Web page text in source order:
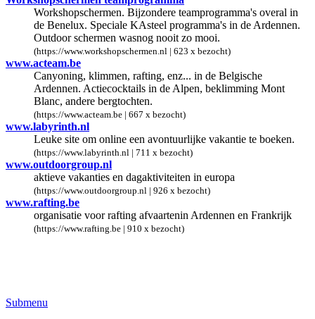
Workshopschermen. Bijzondere teamprogramma's overal in
de Benelux. Speciale KAsteel programma's in de Ardennen.
Outdoor schermen wasnog nooit zo mooi.
(https://www.workshopschermen.nl | 623 x bezocht)
www.acteam.be
Canyoning, klimmen, rafting, enz... in de Belgische
Ardennen. Actiecocktails in de Alpen, beklimming Mont
Blanc, andere bergtochten.
(https://www.acteam.be | 667 x bezocht)
www.labyrinth.nl
Leuke site om online een avontuurlijke vakantie te boeken.
(https://www.labyrinth.nl | 711 x bezocht)
www.outdoorgroup.nl
aktieve vakanties en dagaktiviteiten in europa
(https://www.outdoorgroup.nl | 926 x bezocht)
www.rafting.be
organisatie voor rafting afvaartenin Ardennen en Frankrijk
(https://www.rafting.be | 910 x bezocht)
Submenu